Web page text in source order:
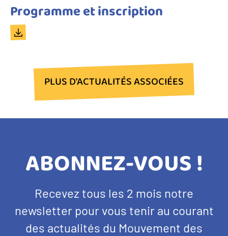
Titre
du
document
Programme et inscription
Document
PLUS D'ACTUALITÉS ASSOCIÉES
TITRE
BANDEAU
NEWSLETTER
ABONNEZ-VOUS !
Texte
d'introduction
Recevez tous les 2 mois notre
newsletter pour vous tenir au courant
des actualités du Mouvement des